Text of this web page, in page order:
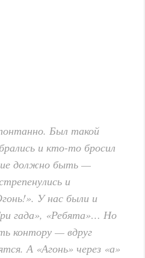
Был такой
и кто-то бросил
должно быть —
и
У нас были и
гада», «Ребята»… Но
контору — вдруг
А «Агонь» через «а»